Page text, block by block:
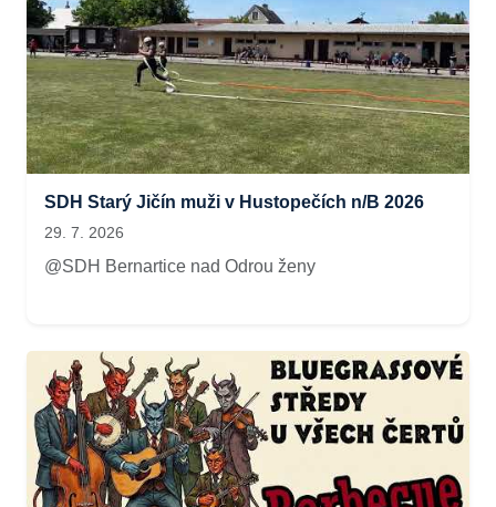
SDH Starý Jičín muži v Hustopečích n/B 2026
29. 7. 2026
@SDH Bernartice nad Odrou ženy